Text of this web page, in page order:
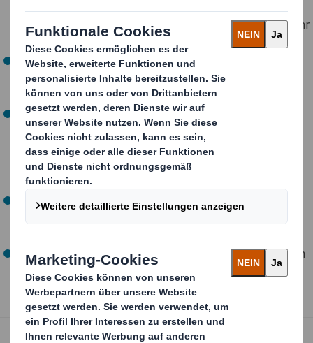
Design-Prinzipienan, um die richtige Verpackung für Ihr
Unternehmen zu entwickeln.
Wir liefern Verpackungen, die jederzeit und überall mit
genau derrichtigen Menge an Materialden
Leistungsanforderungen entsprechen.
Unsere intelligenten Verpackungsdesigns
Ressourcen, indem sie weniger Verpackungsmaterial
benötigen, reduzieren die CO2-Emissionen
gesamten Lieferkette undverbessern Ihre
Umweltbilanz
Wir machen Lagerung und Logistik effizienter
wir sowohl das Verpackungsmaterial als auch das
Mithilfe unsererKreislauf-Design-Messgrößenkönnen
Sie die Kreislauffähigkeit Ihrer gewählten
Verpackungen messen und vergleichen.